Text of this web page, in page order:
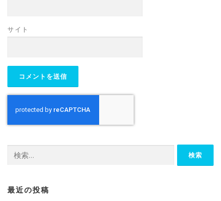
サイト
索:
最近の投稿